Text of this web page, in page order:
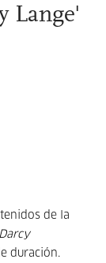
Lange'
de la
duración.